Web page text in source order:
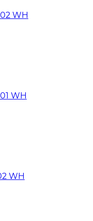
WH
WH
WH